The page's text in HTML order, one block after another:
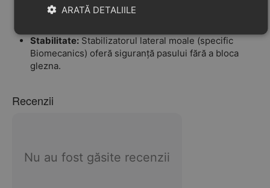
pentru a rezista la uzură (lovire, târâre), protejând în
Stabilitate: Stabilizatorul lateral moale (specific
Biomecanics) oferă siguranță pasului fără a bloca
glezna.
Recenzii
Nu au fost găsite recenzii
ARATĂ DETALIILE